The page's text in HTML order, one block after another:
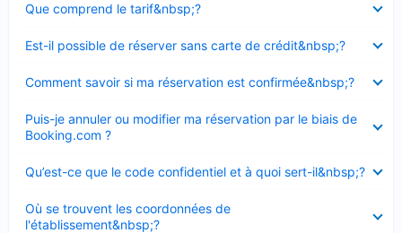
Que comprend le tarif&nbsp;?
fermé
Est-il possible de réserver sans carte de crédit&nbsp;?
fermé
Comment savoir si ma réservation est confirmée&nbsp;?
fermé
Puis-je annuler ou modifier ma réservation par le biais de
Booking.com ?
fermé
Qu’est-ce que le code confidentiel et à quoi sert-il&nbsp;?
fermé
Où se trouvent les coordonnées de
l'établissement&nbsp;?
fermé